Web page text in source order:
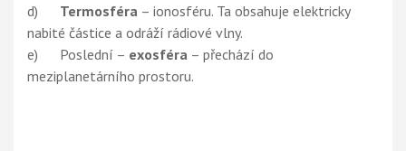
d) Termosféra – ionosféru. Ta obsahuje elektricky
nabité částice a odráží rádiové vlny.
e) Poslední – exosféra – přechází do
meziplanetárního prostoru.